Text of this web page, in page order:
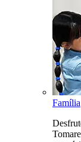
Família